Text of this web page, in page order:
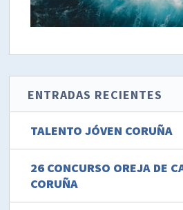
ENTRADAS RECIENTES
TALENTO JÓVEN CORUÑA
26 CONCURSO OREJA DE
CORUÑA